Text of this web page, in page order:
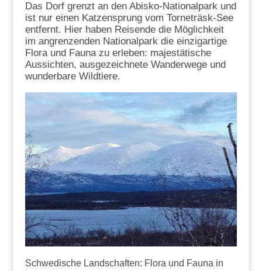
Das Dorf grenzt an den Abisko-Nationalpark und
ist nur einen Katzensprung vom Torneträsk-See
entfernt. Hier haben Reisende die Möglichkeit
im angrenzenden Nationalpark die einzigartige
Flora und Fauna zu erleben: majestätische
Aussichten, ausgezeichnete Wanderwege und
wunderbare Wildtiere.
Schwedische Landschaften: Flora und Fauna in